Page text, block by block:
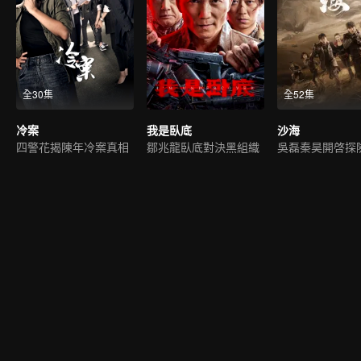
全30集
冷案
四警花揭陳年冷案真相
我是臥底
鄒兆龍臥底對決黑組織
全52集
沙海
吳磊秦昊開啓探